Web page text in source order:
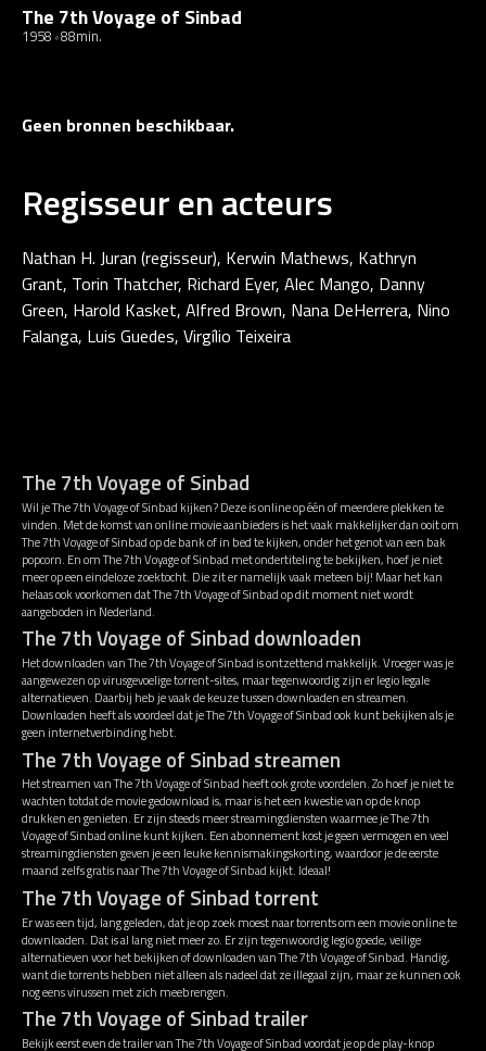
The 7th Voyage of Sinbad
1958 88min.
Geen bronnen beschikbaar.
Regisseur en acteurs
Nathan H. Juran (regisseur), Kerwin Mathews, Kathryn
Grant, Torin Thatcher, Richard Eyer, Alec Mango, Danny
Green, Harold Kasket, Alfred Brown, Nana DeHerrera, Nino
Falanga, Luis Guedes, Virgílio Teixeira
The 7th Voyage of Sinbad
Wil je The 7th Voyage of Sinbad kijken? Deze is online op één of meerdere plekken te
vinden. Met de komst van online movie aanbieders is het vaak makkelijker dan ooit om
The 7th Voyage of Sinbad op de bank of in bed te kijken, onder het genot van een bak
popcorn. En om The 7th Voyage of Sinbad met ondertiteling te bekijken, hoef je niet
meer op een eindeloze zoektocht. Die zit er namelijk vaak meteen bij! Maar het kan
helaas ook voorkomen dat The 7th Voyage of Sinbad op dit moment niet wordt
aangeboden in Nederland.
The 7th Voyage of Sinbad downloaden
Het downloaden van The 7th Voyage of Sinbad is ontzettend makkelijk. Vroeger was je
aangewezen op virusgevoelige torrent-sites, maar tegenwoordig zijn er legio legale
alternatieven. Daarbij heb je vaak de keuze tussen downloaden en streamen.
Downloaden heeft als voordeel dat je The 7th Voyage of Sinbad ook kunt bekijken als je
geen internetverbinding hebt.
The 7th Voyage of Sinbad streamen
Het streamen van The 7th Voyage of Sinbad heeft ook grote voordelen. Zo hoef je niet te
wachten totdat de movie gedownload is, maar is het een kwestie van op de knop
drukken en genieten. Er zijn steeds meer streamingdiensten waarmee je The 7th
Voyage of Sinbad online kunt kijken. Een abonnement kost je geen vermogen en veel
streamingdiensten geven je een leuke kennismakingskorting, waardoor je de eerste
maand zelfs gratis naar The 7th Voyage of Sinbad kijkt. Ideaal!
The 7th Voyage of Sinbad torrent
Er was een tijd, lang geleden, dat je op zoek moest naar torrents om een movie online te
downloaden. Dat is al lang niet meer zo. Er zijn tegenwoordig legio goede, veilige
alternatieven voor het bekijken of downloaden van The 7th Voyage of Sinbad. Handig,
want die torrents hebben niet alleen als nadeel dat ze illegaal zijn, maar ze kunnen ook
nog eens virussen met zich meebrengen.
The 7th Voyage of Sinbad trailer
Bekijk eerst even de trailer van The 7th Voyage of Sinbad voordat je op de play-knop